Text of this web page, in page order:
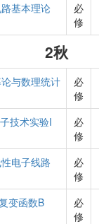
基本理论
必
修
2秋
与数理统计
必
修
技术实验I
必
修
电子线路
必
修
变函数B
必
修